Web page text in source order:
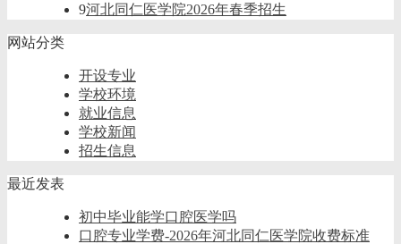
9河北同仁医学院2026年春季招生
网站分类
开设专业
学校环境
就业信息
学校新闻
招生信息
最近发表
初中毕业能学口腔医学吗
口腔专业学费-2026年河北同仁医学院收费标准